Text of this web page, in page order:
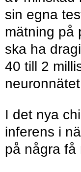
sin egna
mätning på
ska ha
40 till 2
I det nya
inferens i
på några få